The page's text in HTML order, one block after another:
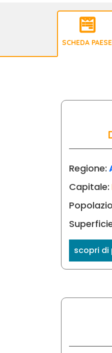
SCHEDA PAESE
Regione:
Capitale:
scopri di